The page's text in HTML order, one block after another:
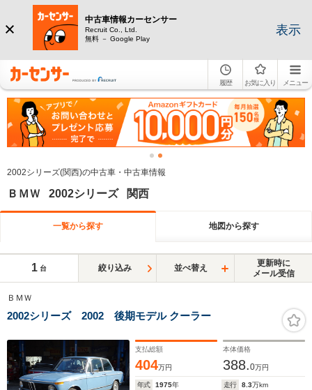
中古車情報カーセンサー
Recruit Co., Ltd.
無料 － Google Play
表示
履歴 お気に入り メニュー
2002シリーズ(関西)の中古車・中古車情報
ＢＭＷ 2002シリーズ 関西
一覧から探す 地図から探す
1 台 絞り込み 並べ替え
更新時に
メール受信
ＢＭＷ
2002シリーズ 2002 後期モデル クーラー
支払総額
404万円
本体価格
388.0万円
年式 1975年 走行 8.3万km